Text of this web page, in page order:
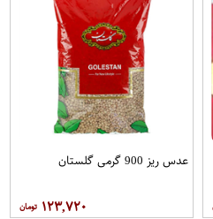
عدس ریز 900 گرمی گلستان
۱۲۳,۷۲۰